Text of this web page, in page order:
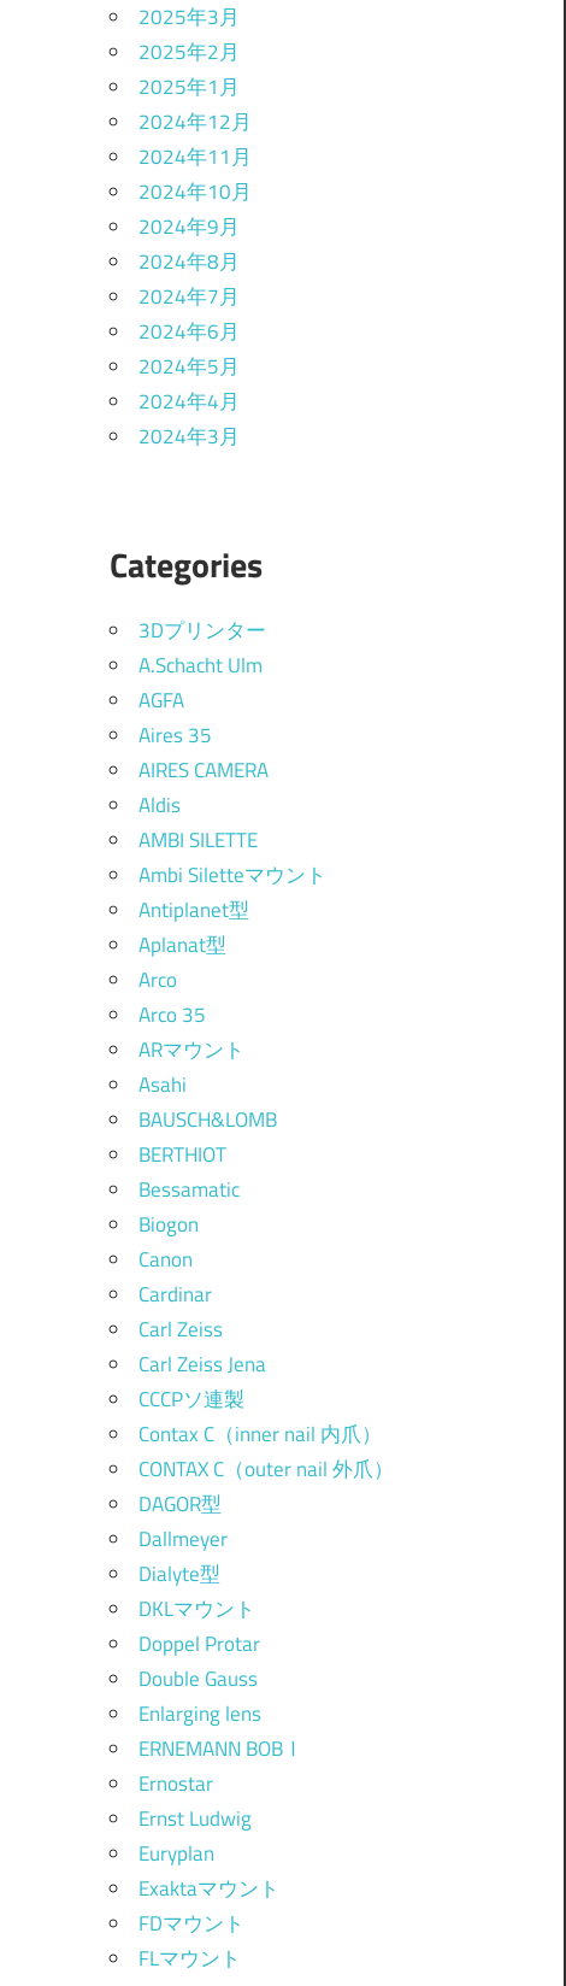
2025年3月
2025年2月
2025年1月
2024年12月
2024年11月
2024年10月
2024年9月
2024年8月
2024年7月
2024年6月
2024年5月
2024年4月
2024年3月
Categories
3Dプリンター
A.Schacht Ulm
AGFA
Aires 35
AIRES CAMERA
Aldis
AMBI SILETTE
Ambi Siletteマウント
Antiplanet型
Aplanat型
Arco
Arco 35
ARマウント
Asahi
BAUSCH&LOMB
BERTHIOT
Bessamatic
Biogon
Canon
Cardinar
Carl Zeiss
Carl Zeiss Jena
CCCPソ連製
Contax C（inner nail 内爪）
CONTAX C（outer nail 外爪）
DAGOR型
Dallmeyer
Dialyte型
DKLマウント
Doppel Protar
Double Gauss
Enlarging lens
ERNEMANN BOBⅠ
Ernostar
Ernst Ludwig
Euryplan
Exaktaマウント
FDマウント
FLマウント